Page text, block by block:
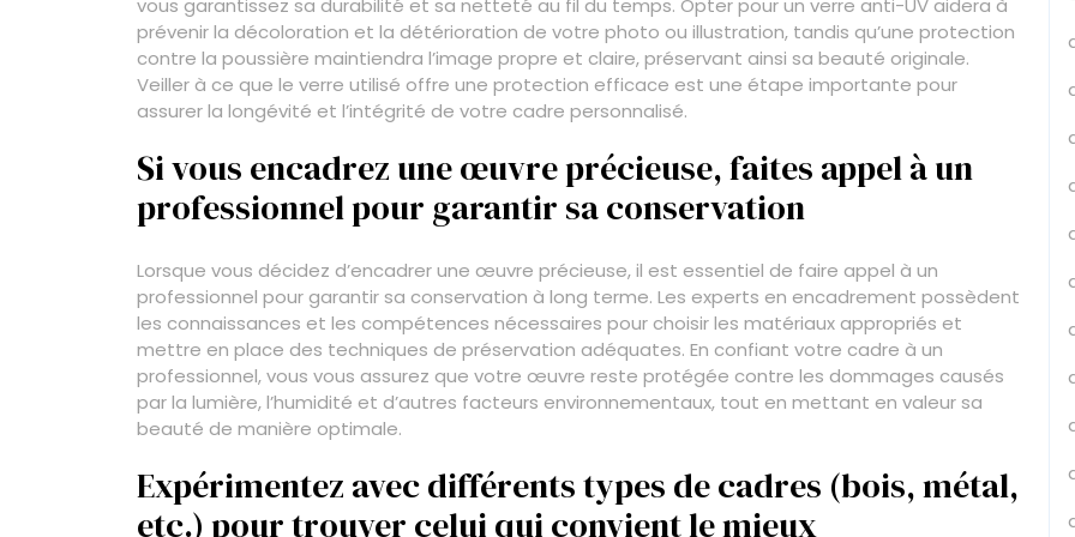
vous garantissez sa durabilité et sa netteté au fil du temps. Opter pour un verre anti-UV aidera à
prévenir la décoloration et la détérioration de votre photo ou illustration, tandis qu’une protection
contre la poussière maintiendra l’image propre et claire, préservant ainsi sa beauté originale.
Veiller à ce que le verre utilisé offre une protection efficace est une étape importante pour
assurer la longévité et l’intégrité de votre cadre personnalisé.
Si vous encadrez une œuvre précieuse, faites appel à un
professionnel pour garantir sa conservation
Lorsque vous décidez d’encadrer une œuvre précieuse, il est essentiel de faire appel à un
professionnel pour garantir sa conservation à long terme. Les experts en encadrement possèdent
les connaissances et les compétences nécessaires pour choisir les matériaux appropriés et
mettre en place des techniques de préservation adéquates. En confiant votre cadre à un
professionnel, vous vous assurez que votre œuvre reste protégée contre les dommages causés
par la lumière, l’humidité et d’autres facteurs environnementaux, tout en mettant en valeur sa
beauté de manière optimale.
Expérimentez avec différents types de cadres (bois, métal,
etc.) pour trouver celui qui convient le mieux